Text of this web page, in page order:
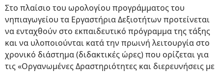
Στο πλαίσιο του ωρολογίου προγράμματος του
νηπιαγωγείου τα Εργαστήρια Δεξιοτήτων προτείνεται
να ενταχθούν στο εκπαιδευτικό πρόγραμμα της τάξης
και να υλοποιούνται κατά την πρωινή λειτουργία στο
χρονικό διάστημα (διδακτικές ώρες) που ορίζεται για
τις «Οργανωμένες Δραστηριότητες και διερευνήσεις με